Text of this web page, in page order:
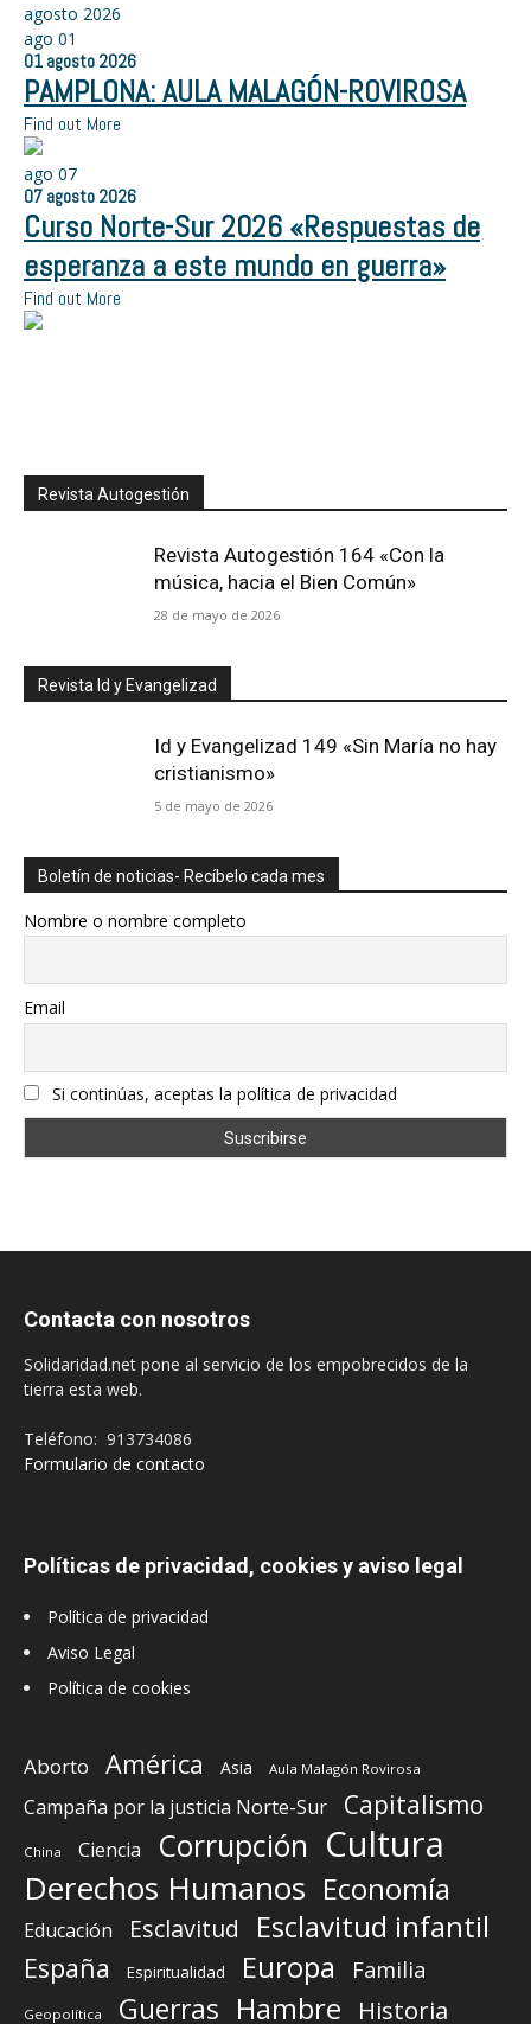
agosto 2026
ago 01
01 agosto 2026
PAMPLONA: AULA MALAGÓN-ROVIROSA
Find out More
ago 07
07 agosto 2026
Curso Norte-Sur 2026 «Respuestas de
esperanza a este mundo en guerra»
Find out More
Revista Autogestión
Revista Autogestión 164 «Con la
música, hacia el Bien Común»
28 de mayo de 2026
Revista Id y Evangelizad
Id y Evangelizad 149 «Sin María no hay
cristianismo»
5 de mayo de 2026
Boletín de noticias- Recíbelo cada mes
Nombre o nombre completo
Email
Si continúas, aceptas la política de privacidad
Contacta con nosotros
Solidaridad.net pone al servicio de los empobrecidos de la
tierra esta web.
Teléfono: 913734086
Formulario de contacto
Políticas de privacidad, cookies y aviso legal
Política de privacidad
Aviso Legal
Política de cookies
Aborto América Asia Aula Malagón Rovirosa
Campaña por la justicia Norte-Sur Capitalismo
China Ciencia Corrupción Cultura
Derechos Humanos Economía
Educación Esclavitud Esclavitud infantil
España Espiritualidad Europa Familia
Geopolítica Guerras Hambre Historia